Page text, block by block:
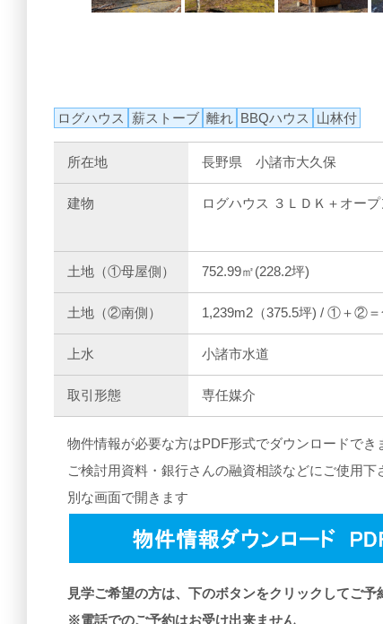
ログハウス 薪ストーブ 離れ BBQハウス 山林付
所在地 長野県 小諸市大久保
建物 ログハウス ３ＬＤＫ＋オー
土地（①母屋側） 752.99㎡(228.2坪)
土地（②南側） 1,239m2（375.5坪) / ①＋②＝
上水 小諸市水道
取引形態 専任媒介
物件情報が必要な方はPDF形式でダウンロードでき
ご検討用資料・銀行さんの融資相談などにご使用下
別な画面で開きます
見学ご希望の方は、下のボタンをクリックしてご予
※電話でのご予約はお受け出来ません